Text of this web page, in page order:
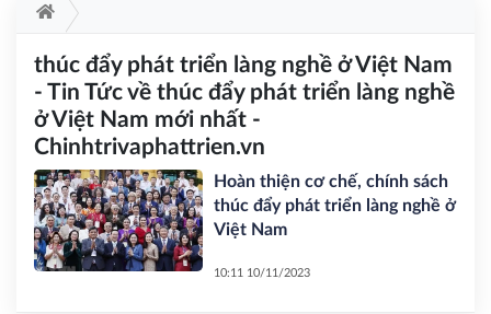
thúc đẩy phát triển làng nghề ở Việt Nam
- Tin Tức về thúc đẩy phát triển làng nghề
ở Việt Nam mới nhất -
Chinhtrivaphattrien.vn
Hoàn thiện cơ chế, chính sách
thúc đẩy phát triển làng nghề ở
Việt Nam
10:11 10/11/2023